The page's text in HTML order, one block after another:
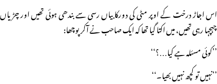
اس اجاڑ درخت کے اوپر مٹی کی دورکابیاں رسی سے بندھی ہوئی تھیں اور چڑیاں
چہچہا رہی تھیں، میں اکتا گیا تھا کہ ایک صاحب نے آکر پوچھا:
’’کوئی مسئلہ ہے کیا…؟‘‘
’’نہیں تو کچھ نہیں بھیا۔‘‘